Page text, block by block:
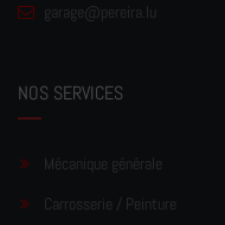
garage@pereira.lu
NOS SERVICES
Mécanique générale
Carrosserie / Peinture